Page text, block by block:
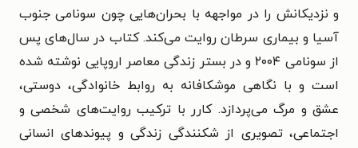
و نزدیکانش را در مواجهه با بحران‌هایی چون سونامی جنوب
آسیا و بیماری سرطان روایت می‌کند. کتاب در سال‌های پس
از سونامی ۲۰۰۴ و در بستر زندگی معاصر اروپایی نوشته شده
است و با نگاهی موشکافانه به روابط خانوادگی، دوستی،
عشق و مرگ می‌پردازد. کارر با ترکیب روایت‌های شخصی و
اجتماعی، تصویری از شکنندگی زندگی و پیوندهای انسانی